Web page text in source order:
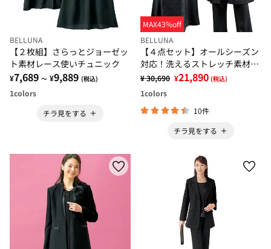
BELLUNA
【２枚組】さらっとジョーゼッ
ト素材レース使いチュニック
¥7,689 ～ ¥9,889 (税込)
1colors
チラ見をする
MAX43%off
BELLUNA
【４点セット】オールシーズン
対応！洗えるストレッチ素材ロ
ングジャケット４点セット（ド
レスレット付）
¥ 30,690 ¥21,890 (税込)
1colors
10件
チラ見をする